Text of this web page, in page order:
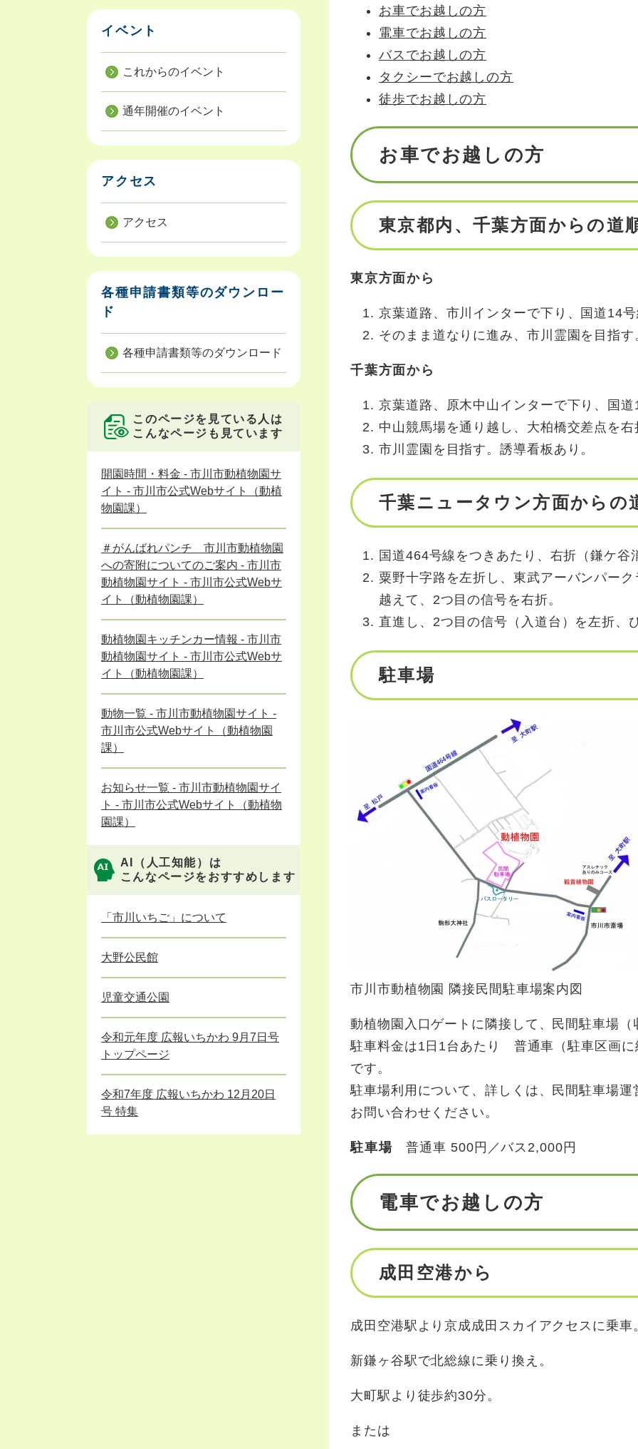
お車でお越しの方
電車でお越しの方
バスでお越しの方
タクシーでお越しの方
徒歩でお越しの方
お車でお越しの方
東京都内、千葉方面からの道
東京方面から
京葉道路、市川インターで下り、国道14
そのまま道なりに進み、市川霊園を目指
千葉方面から
京葉道路、原木中山インターで下り、国
中山競馬場を通り越し、大柏橋交差点を右
市川霊園を目指す。誘導看板あり。
千葉ニュータウン方面からの
国道464号線をつきあたり、右折（鎌ケ谷
粟野十字路を左折し、東武アーバンパー
越えて、2つ目の信号を右折。
直進し、2つ目の信号（入道台）を左折、
駐車場
市川市動植物園 隣接民間駐車場案内図
動植物園入口ゲートに隣接して、民間駐車場
駐車料金は1日1台あたり 普通車（駐車区画
です。
駐車場利用について、詳しくは、民間駐車場
お問い合わせください。
駐車場 普通車 500円／バス2,000円
電車でお越しの方
成田空港から
成田空港駅より京成成田スカイアクセスに乗車
新鎌ヶ谷駅で北総線に乗り換え。
大町駅より徒歩約30分。
または
イベント
これからのイベント
通年開催のイベント
アクセス
アクセス
各種申請書類等のダウンロー
ド
各種申請書類等のダウンロード
このページを見ている人は
こんなページも見ています
開園時間・料金 - 市川市動植物園サ
イト - 市川市公式Webサイト（動植
物園課）
＃がんばれパンチ 市川市動植物園
への寄附についてのご案内 - 市川市
動植物園サイト - 市川市公式Webサ
イト（動植物園課）
動植物園キッチンカー情報 - 市川市
動植物園サイト - 市川市公式Webサ
イト（動植物園課）
動物一覧 - 市川市動植物園サイト -
市川市公式Webサイト（動植物園
課）
お知らせ一覧 - 市川市動植物園サイ
ト - 市川市公式Webサイト（動植物
園課）
AI（人工知能）は
こんなページをおすすめします
「市川いちご」について
大野公民館
児童交通公園
令和元年度 広報いちかわ 9月7日号
トップページ
令和7年度 広報いちかわ 12月20日
号 特集